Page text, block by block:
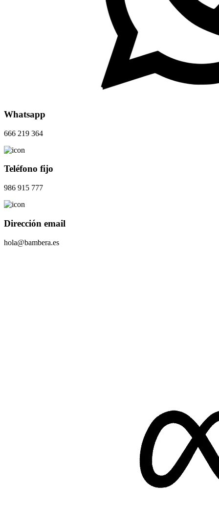
Whatsapp
666 219 364
Teléfono fijo
986 915 777
Dirección email
hola@bambera.es